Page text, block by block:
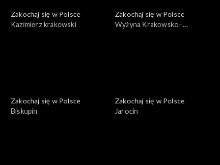
Zakochaj się w Polsce
Kazimierz krakowski
Zakochaj się w Polsce
Wyżyna Krakowsko–
Zakochaj się w Polsce
Biskupin
Zakochaj się w Polsce
Jarocin